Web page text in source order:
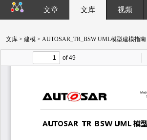
文章 文库 视频
文库 > 建模 > AUTOSAR_TR_BSW UML模型建模指南